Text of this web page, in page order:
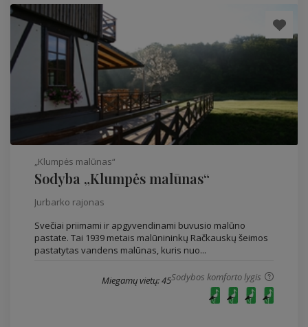
„Klumpės malūnas“
Sodyba „Klumpės malūnas“
Jurbarko rajonas
Svečiai priimami ir apgyvendinami buvusio malūno
pastate. Tai 1939 metais malūnininkų Račkauskų šeimos
pastatytas vandens malūnas, kuris nuo...
Sodybos komforto lygis
Miegamų vietų: 45